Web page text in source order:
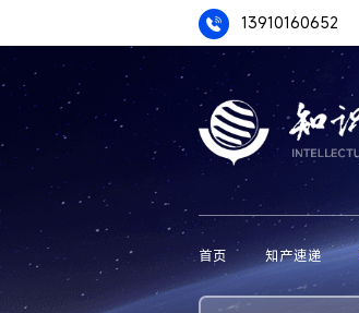
13910160652
首页 知产速递